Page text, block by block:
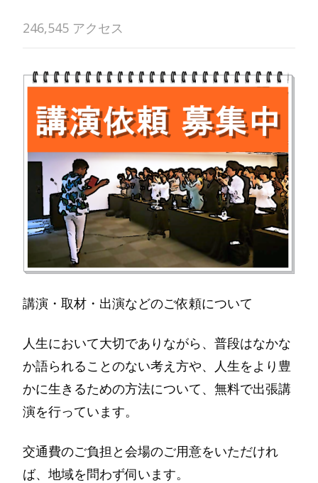
246,545 アクセス
講演・取材・出演などのご依頼について
人生において大切でありながら、普段はなかな
か語られることのない考え方や、人生をより豊
かに生きるための方法について、無料で出張講
演を行っています。
交通費のご負担と会場のご用意をいただけれ
ば、地域を問わず伺います。